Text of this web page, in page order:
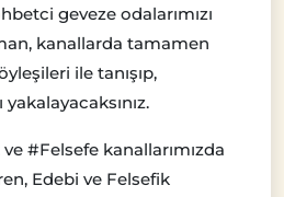
geveze odalarımızı
kanallarda tamamen
ile tanışıp,
#Felsefe kanallarımızda
Edebi ve Felsefik